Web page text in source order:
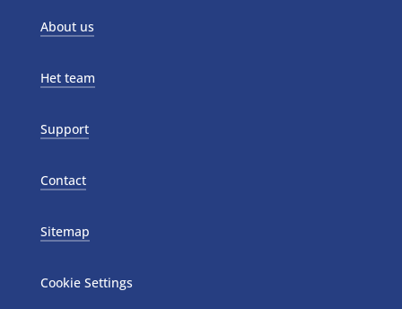
About us
Het team
Support
Contact
Sitemap
Cookie Settings